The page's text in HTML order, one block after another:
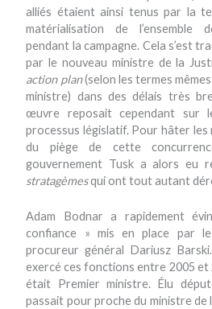
alliés étaient ainsi tenus par la
matérialisation de l’ensemble
pendant la campagne. Cela s’est
par le nouveau ministre de la
action plan(selon les termes
ministre) dans des délais très
œuvre reposait cependant sur
processus législatif. Pour hâter
du piège de cette
gouvernement Tusk a alors eu
stratagèmesqui ont tout autant
Adam Bodnar a rapidement
confiance » mis en place par
procureur général Dariusz
exercé ces fonctions entre 2005 et
était Premier ministre. Élu
passait pour proche du ministre de